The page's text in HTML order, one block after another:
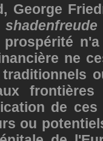
George
ne
frontières
de
ou